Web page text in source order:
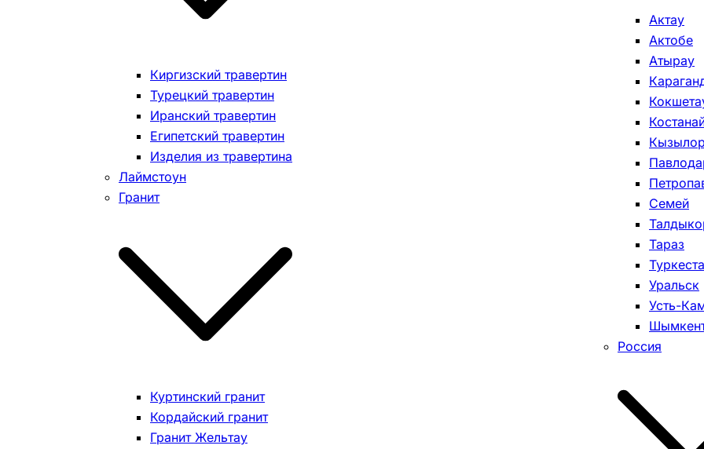
Киргизский травертин
Турецкий травертин
Иранский травертин
Египетский травертин
Изделия из травертина
Лаймстоун
Гранит
Куртинский гранит
Кордайский гранит
Гранит Жельтау
Актау
Актобе
Атырау
Семей
Тараз
Уральск
Усть-
Россия